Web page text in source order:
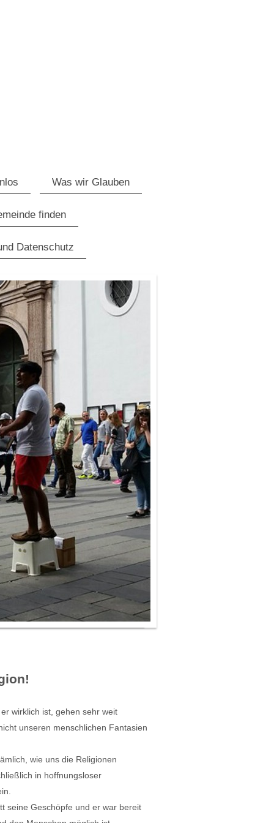
Was wir Glauben
finden
Datenschutz
wirklich ist, gehen sehr weit
unseren menschlichen Fantasien
wie uns die Religionen
in hoffnungsloser
seine Geschöpfe und er war bereit